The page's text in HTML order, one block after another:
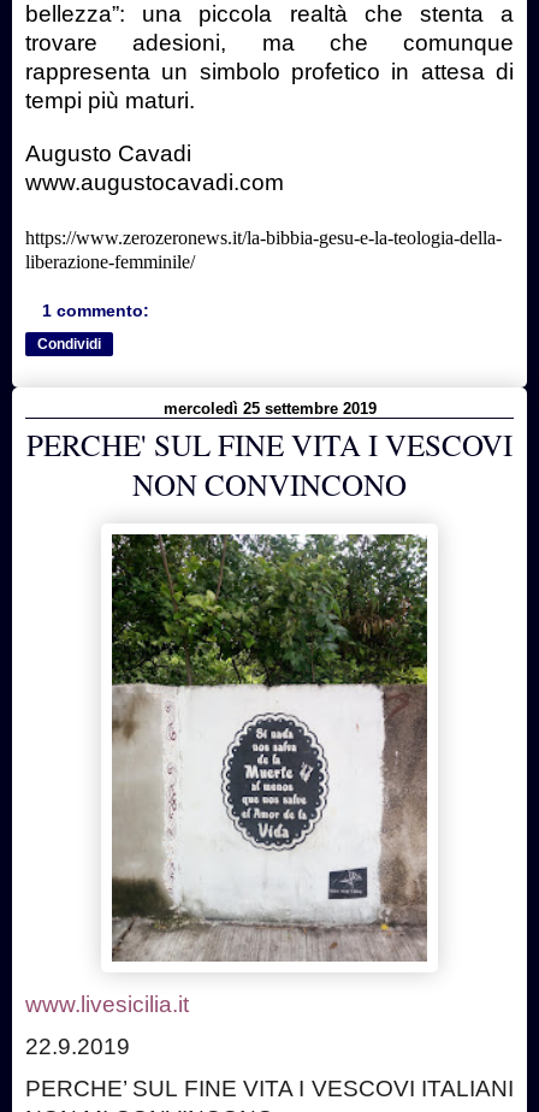
bellezza”: una piccola realtà che stenta a
trovare adesioni, ma che comunque
rappresenta un simbolo profetico in attesa di
tempi più maturi.
Augusto Cavadi
www.augustocavadi.com
https://www.zerozeronews.it/la-bibbia-gesu-e-la-teologia-della-
liberazione-femminile/
1 commento:
Condividi
mercoledì 25 settembre 2019
PERCHE' SUL FINE VITA I VESCOVI
NON CONVINCONO
www.livesicilia.it
22.9.2019
PERCHE’ SUL FINE VITA I VESCOVI ITALIANI